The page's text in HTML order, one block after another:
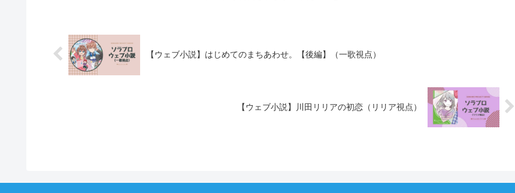
【ウェブ小説】はじめてのまちあわせ。【後編】（一歌視点）
【ウェブ小説】川田リリアの初恋（リリア視点）